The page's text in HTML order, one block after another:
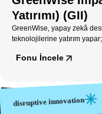
Yatırımı) (GII)
GreenWise, yapay zekâ
teknolojilerine yatırım
Fonu İncele
innovation
disruptive innovation